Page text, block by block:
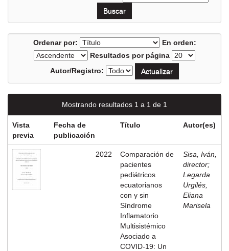
Ordenar por:
En orden:
Resultados por página
Autor/Registro:
Mostrando resultados 1 a 1 de 1
Vista
previa
Fecha de
publicación
Título Autor(es)
2022
Comparación de
pacientes
pediátricos
ecuatorianos
con y sin
Síndrome
Inflamatorio
Multisistémico
Asociado a
COVID-19: Un
Sisa, Iván,
director;
Legarda
Urgilés,
Eliana
Marisela